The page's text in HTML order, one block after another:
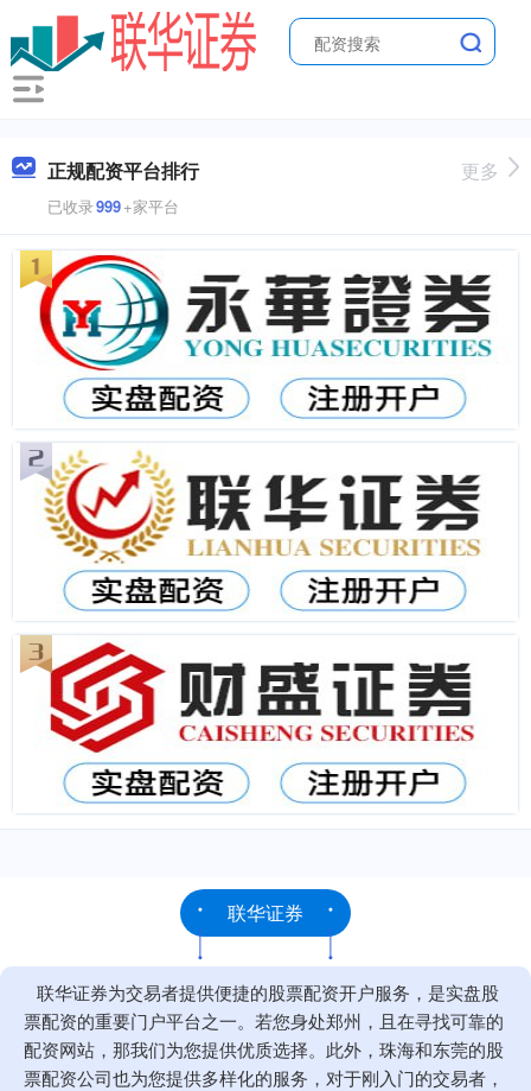
正规配资平台排行
已收录999+家平台
更多
联华证券
联华证券为交易者提供便捷的股票配资开户服务，是实盘股
票配资的重要门户平台之一。若您身处郑州，且在寻找可靠的
配资网站，那我们为您提供优质选择。此外，珠海和东莞的股
票配资公司也为您提供多样化的服务，对于刚入门的交易者，